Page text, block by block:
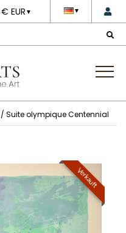
▼
DEVISE
€ EUR ▼
/ Suite olympique Centennial
Verkauft